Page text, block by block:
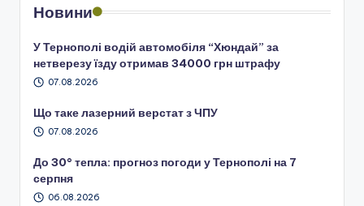
Новини
У Тернополі водій автомобіля “Хюндай” за
нетверезу їзду отримав 34000 грн штрафу
07.08.2026
Що таке лазерний верстат з ЧПУ
07.08.2026
До 30° тепла: прогноз погоди у Тернополі на 7
серпня
06.08.2026